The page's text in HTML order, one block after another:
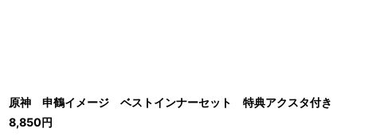
原神 申鶴イメージ ベストインナーセット 特典アクスタ付き
8,850円